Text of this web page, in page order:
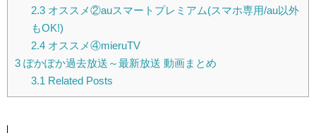
2.3オススメ②auスマートプレミアム(スマホ専用/au以外
もOK!)
2.4オススメ④mieruTV
3 ぽかぽか過去放送～最新放送 動画まとめ
3.1 Related Posts